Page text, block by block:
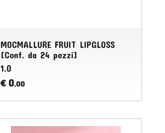
MOCMALLURE FRUIT LIPGLOSS
[Conf. da 24 pezzi]
1.0
€ 0,00